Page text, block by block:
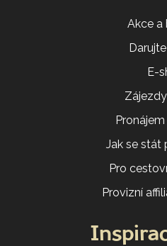
Akce a
E-
Jak se stát
Pro
Provizní